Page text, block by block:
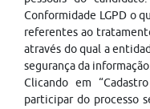
Conformidade LGPD o
referentes ao
através do qual a
segurança da informação.
Clicando em
participar do processo